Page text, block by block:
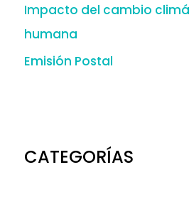
Impacto del cambio
humana
Emisión Postal
CATEGORÍAS